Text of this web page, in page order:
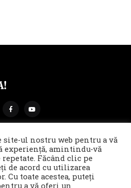
de cookies & GDPR
ul nostru web pentru a vă
experiență, amintindu-vă
Făcând clic pe
de acord cu utilizarea
Cu toate acestea, puteți
a vă oferi un